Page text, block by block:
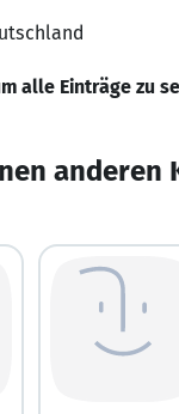
alle Einträge zu
anderen